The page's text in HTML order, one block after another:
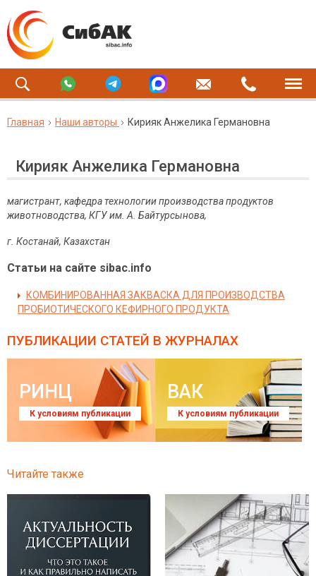
Главная Наши авторы Кирияк Анжелика Германовна
Кирияк Анжелика Германовна
магистрант, кафедра технологии производства продуктов
животноводства, КГУ им. А. Байтурсынова,
г. Костанай, Казахстан
Статьи на сайте sibac.info
КОМБИНИРОВАННАЯ ЗАКВАСКА ДЛЯ ПРОИЗВОДСТВА
ПРОБИОТИЧЕСКОГО КЕФИРНОГО ПРОДУКТА
ПУБЛИКАЦИИ СТАТЕЙ В ЖУРНАЛАХ
РИНЦ
К условиям публикации
ВАК
К условиям публикации
Читайте также